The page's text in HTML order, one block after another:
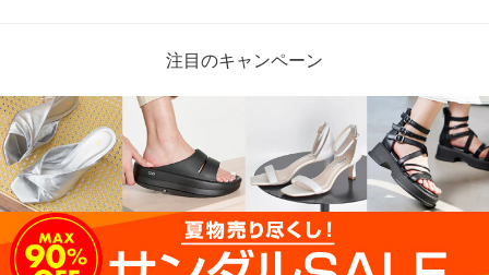
注目のキャンペーン